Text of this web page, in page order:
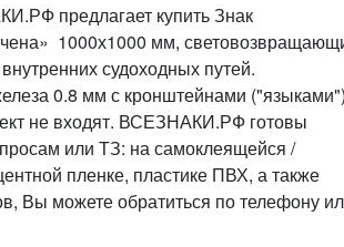
предлагает купить Знак
1000х1000 мм,
судоходных путей.
0.8 мм с кронштейнами
не входят. ВСЕЗНАКИ.РФ готовы
или ТЗ: на самоклеящейся /
пленке, пластике ПВХ, а также
Вы можете обратиться по телефону